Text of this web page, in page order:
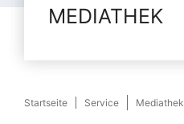
MEDIATHEK
Startseite Service Mediathek